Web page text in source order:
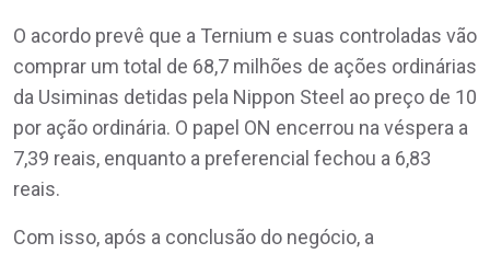
O acordo prevê que a Ternium e suas controladas vão
comprar um total de 68,7 milhões de ações ordinárias
da Usiminas detidas pela Nippon Steel ao preço de 10
por ação ordinária. O papel ON encerrou na véspera a
7,39 reais, enquanto a preferencial fechou a 6,83
reais.
Com isso, após a conclusão do negócio, a